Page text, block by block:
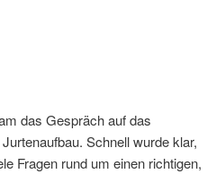
das Gespräch auf das
Schnell wurde klar,
Fragen rund um einen richtigen,